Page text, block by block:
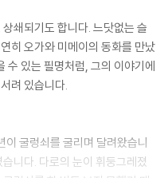
쇄되기도 합니다. 느닷없는 슬
히 오가와 미메이의 동화를 만났
수 있는 필명처럼, 그의 이야기에
려 있습니다.
이 굴렁쇠를 굴리며 달려왔습니
니다. 다로의 눈이 휘둥그레졌